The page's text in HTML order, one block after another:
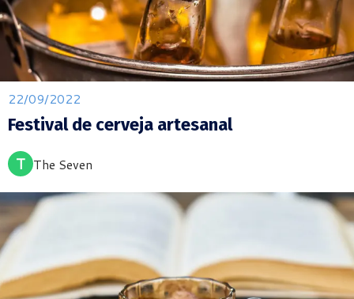
22/09/2022
Festival de cerveja artesanal
T The Seven